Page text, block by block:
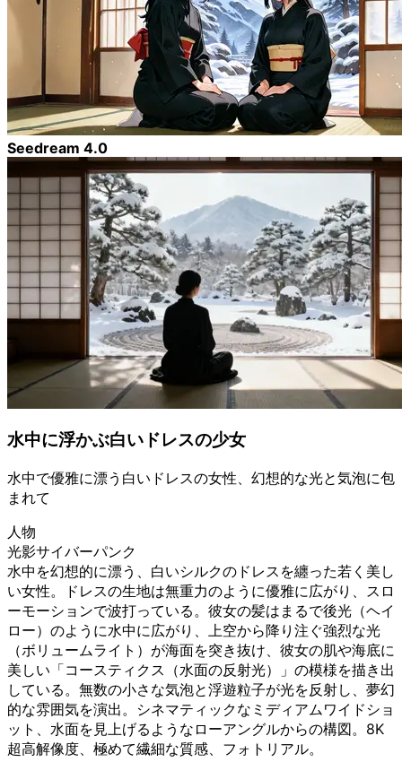
Seedream 4.0
水中に浮かぶ白いドレスの少女
水中で優雅に漂う白いドレスの女性、幻想的な光と気泡に包
まれて
人物
光影サイバーパンク
水中を幻想的に漂う、白いシルクのドレスを纏った若く美し
い女性。ドレスの生地は無重力のように優雅に広がり、スロ
ーモーションで波打っている。彼女の髪はまるで後光（ヘイ
ロー）のように水中に広がり、上空から降り注ぐ強烈な光
（ボリュームライト）が海面を突き抜け、彼女の肌や海底に
美しい「コースティクス（水面の反射光）」の模様を描き出
している。無数の小さな気泡と浮遊粒子が光を反射し、夢幻
的な雰囲気を演出。シネマティックなミディアムワイドショ
ット、水面を見上げるようなローアングルからの構図。8K
超高解像度、極めて繊細な質感、フォトリアル。